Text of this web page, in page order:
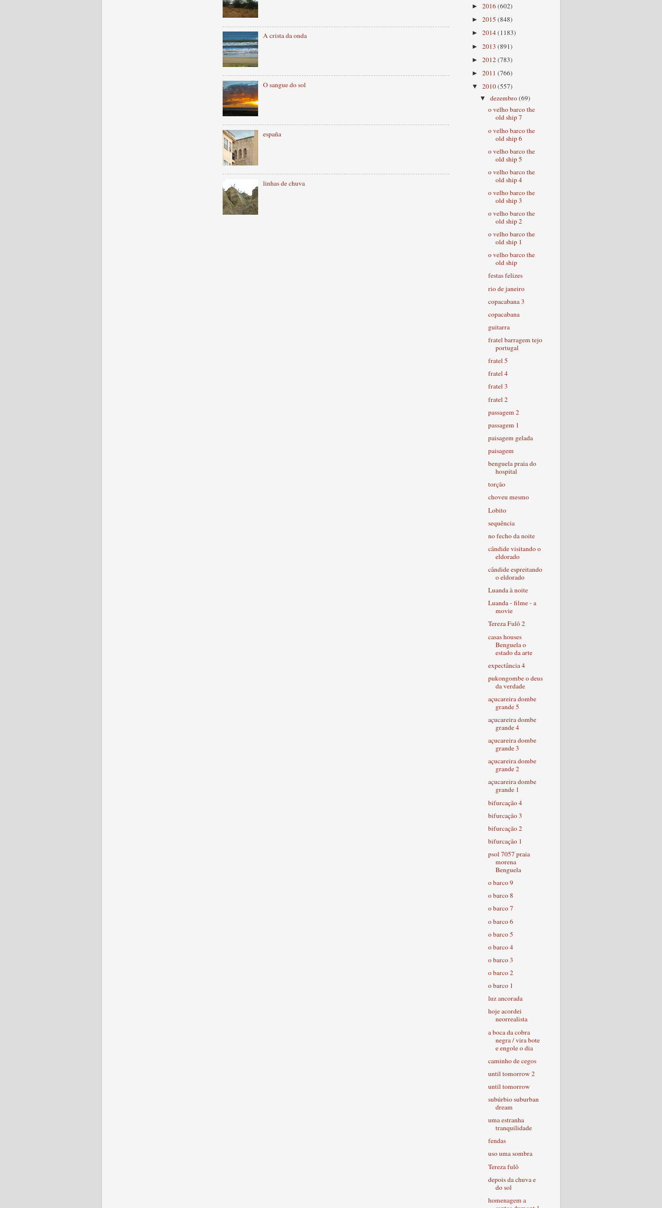
A crista da onda
O sangue do sol
españa
linhas de chuva
► 2016(602)
► 2015 (848)
► 2014(1183)
► 2013 (891)
► 2012(783)
► 2011 (766)
▼ 2010(557)
▼dezembro(69)
o velho barco the
old ship 7
o velho barco the
old ship 6
o velho barco the
old ship 5
o velho barco the
old ship 4
o velho barco the
old ship 3
o velho barco the
old ship 2
o velho barco the
old ship 1
o velho barco the
old ship
festas felizes
rio de janeiro
copacabana 3
copacabana
guitarra
fratel barragem tejo
portugal
fratel 5
fratel 4
fratel 3
fratel 2
passagem 2
passagem 1
paisagem gelada
paisagem
benguela praia do
hospital
torção
choveu mesmo
Lobito
sequência
no fecho da noite
cândide visitando o
eldorado
cândide espreitando
o eldorado
Luanda à noite
Luanda - filme - a
movie
Tereza Fulô 2
casas houses
Benguela o
estado da arte
expectância 4
pukongombe o deus
da verdade
açucareira dombe
grande 5
açucareira dombe
grande 4
açucareira dombe
grande 3
açucareira dombe
grande 2
açucareira dombe
grande 1
bifurcação 4
bifurcação 3
bifurcação 2
bifurcação 1
psol 7057 praia
morena
Benguela
o barco 9
o barco 8
o barco 7
o barco 6
o barco 5
o barco 4
o barco 3
o barco 2
o barco 1
luz ancorada
hoje acordei
neorrealista
a boca da cobra
negra / vira bote
e engole o dia
caminho de cegos
until tomorrow 2
until tomorrow
subúrbio suburban
dream
uma estranha
tranquilidade
fendas
uso uma sombra
Tereza fulô
depois da chuva e
do sol
homenagem a